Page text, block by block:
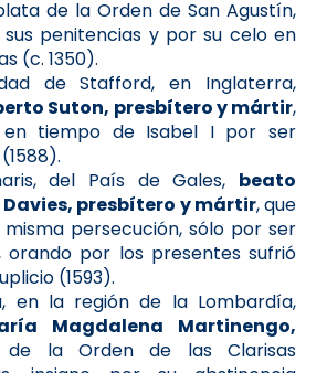
de la Orden de San Agustín,
penitencias y por su celo en
(c. 1350).
de Stafford, en Inglaterra,
Suton, presbítero y mártir,
en tiempo de Isabel I por ser
del País de Gales, beato
presbítero y mártir, que
persecución, sólo por ser
orando por los presentes sufrió
(1593).
en la región de la Lombardía,
Magdalena Martinengo,
de la Orden de las Clarisas